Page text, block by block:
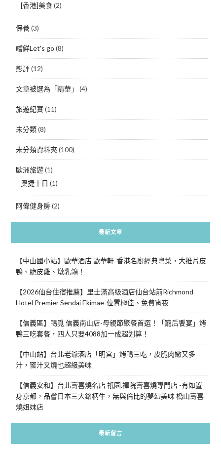
[香港]美食(2)
保養(3)
嚐鮮Let's go (8)
影評(12)
文章被選為「精華」 (4)
旅遊紀實(11)
未分類(8)
未分類資料夾(100)
歐洲旅遊(1)
奧捷十日 (1)
阿偉健身房(2)
最新文章
【中山國小站】歐華酒店 歐華軒-香港名廚經典粵菜，大推片皮
鴨、脆皮雞、燉乳鴿！
【2026仙台住宿推薦】里士滿高級酒店仙台站前Richmond
Hotel Premier Sendai Ekimae-位置極佳、免費宵夜
【信義區】鴨覓 信義南山店-母親節聚餐首選！「寵后饗宴」烤
鴨三吃套餐，四人只要4088加一成超划算！
【中山站】台北老爺酒店「明宮」烤鴨三吃，皮脆肉嫩又多
汁，蜜汁叉燒也超級美味
【信義安和】台北壽喜燒名店 祇園.禪院壽喜燒專門店 -有如置
身京都，品嘗日本三大銘柄牛，無與倫比的夢幻美味 橋山壽喜
燒姐妹店
最新留言